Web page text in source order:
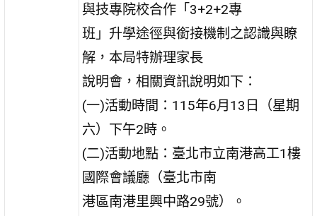
與技專院校合作「3+2+2專
班」升學途徑與銜接機制之認識與瞭
解，本局特辦理家長
說明會，相關資訊說明如下：
(一)活動時間：115年6月13日（星期
六）下午2時。
(二)活動地點：臺北市立南港高工1樓
國際會議廳（臺北市南
港區南港里興中路29號）。